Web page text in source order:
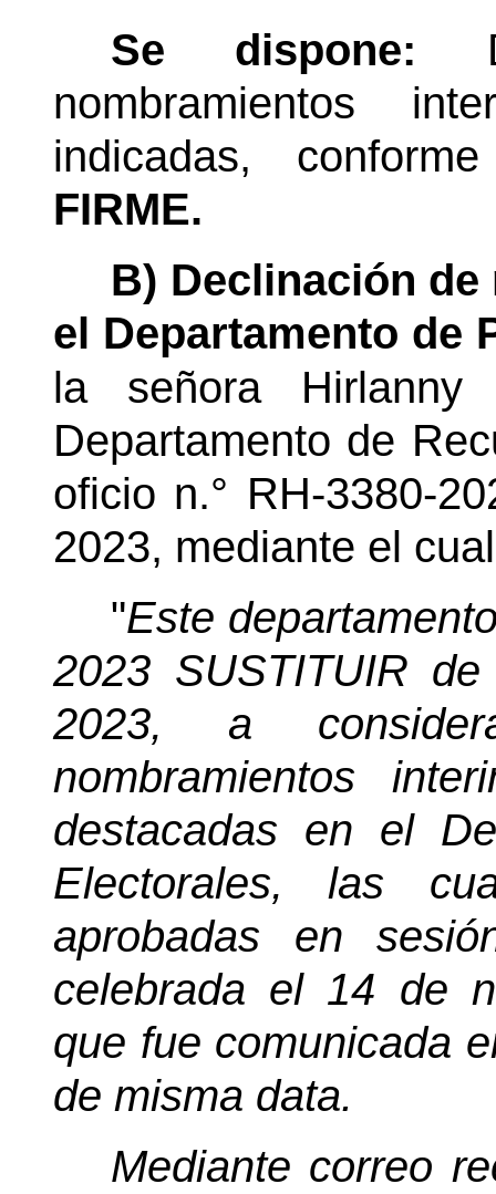
Se dispone:
nombramientos
indicadas,
FIRME.
B) Declinación
el Departamento de
la señora
Departamento de
oficio n.° RH-3380-
2023, mediante el
"Este
2023 SUSTITUIR
2023, a
nombramientos
destacadas en el
Electorales, las
aprobadas en
celebrada el 14 de
que fue comunicada
de misma data.
Mediante correo